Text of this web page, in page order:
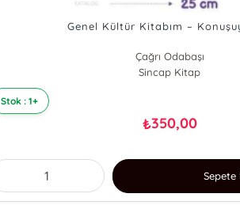
Genel Kültür Kitabım –
Çağrı Odabaşı
Sincap Kitap
Stok : 1+
₺350,00
Sepete